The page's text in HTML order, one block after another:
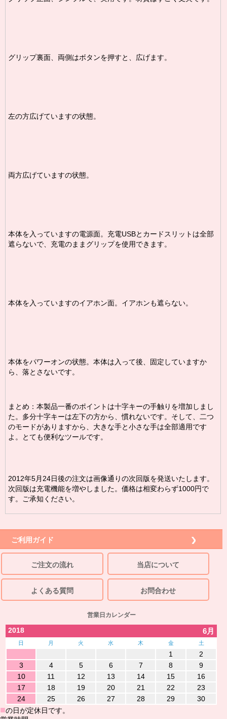
グリップ裏面、両側はボタンを押すと、広げます。
左の方広げていますの状態。
両方広げていますの状態。
本体を入っていますの電源面。充電USBとカードスリットは全部
遮らないで、充電のままグリップを使用できます。
本体を入っていますのイアホン面。イアホンも遮らない。
本体をパワーオンの状態。本体は入って後、固定していますか
ら、落とさないです。
まとめ：本製品一番のポイントは十字キーの手触りを増加しまし
た。多分十字キーは左下の方から、慣れないです。そして、二つ
のモードがありますから、大きな手と小さな手は全部適用です
よ。とても便利なツールです。
2012年5月24日後の注文は画像通りの次回版を発送いたします。
次回版は充電機能を増やしました。価格は相変わらず1000円で
す。ご承知ください。
ご利用ガイド
ご注文の流れ 当店について
よくある質問 お問合わせ
営業日カレンダー
2018 6月
日 月 火 水 木 金 土
1
2
3
4 5 6 7 8
9
10
11 12 13 14 15
16
17
18 19 20 21 22
23
24
25 26 27 28 29 30
■の日が定休日です。